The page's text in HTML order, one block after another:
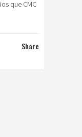
que CMC
Share